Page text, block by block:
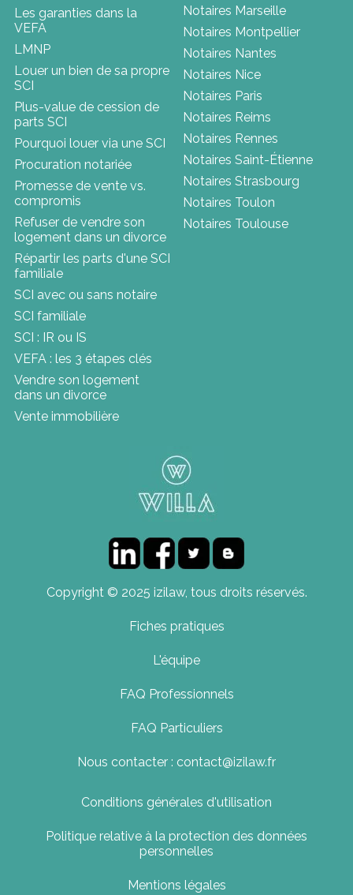
Les garanties dans la
VEFA
LMNP
Louer un bien de sa propre
SCI
Plus-value de cession de
parts SCI
Pourquoi louer via une SCI
Procuration notariée
Promesse de vente vs.
compromis
Refuser de vendre son
logement dans un divorce
Répartir les parts d'une SCI
familiale
SCI avec ou sans notaire
SCI familiale
SCI : IR ou IS
VEFA : les 3 étapes clés
Vendre son logement
dans un divorce
Vente immobilière
Notaires Marseille
Notaires Montpellier
Notaires Nantes
Notaires Nice
Notaires Paris
Notaires Reims
Notaires Rennes
Notaires Saint-Étienne
Notaires Strasbourg
Notaires Toulon
Notaires Toulouse
Copyright © 2025 izilaw, tous droits réservés.
Fiches pratiques
L'équipe
FAQ Professionnels
FAQ Particuliers
Nous contacter : contact@izilaw.fr
Conditions générales d'utilisation
Politique relative à la protection des données
personnelles
Mentions légales